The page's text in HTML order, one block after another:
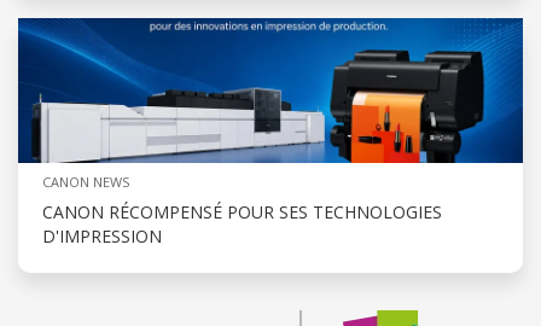
CANON NEWS
CANON RÉCOMPENSÉ POUR SES TECHNOLOGIES
D'IMPRESSION